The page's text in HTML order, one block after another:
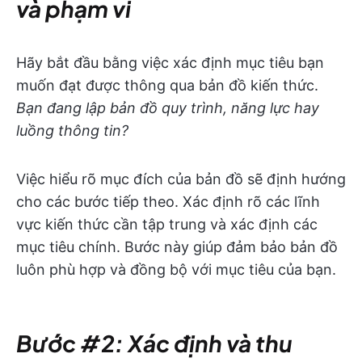
và phạm vi
Hãy bắt đầu bằng việc xác định mục tiêu bạn
muốn đạt được thông qua bản đồ kiến thức.
Bạn đang lập bản đồ quy trình, năng lực hay
luồng thông tin?
Việc hiểu rõ mục đích của bản đồ sẽ định hướng
cho các bước tiếp theo. Xác định rõ các lĩnh
vực kiến thức cần tập trung và xác định các
mục tiêu chính. Bước này giúp đảm bảo bản đồ
luôn phù hợp và đồng bộ với mục tiêu của bạn.
Bước #2: Xác định và thu